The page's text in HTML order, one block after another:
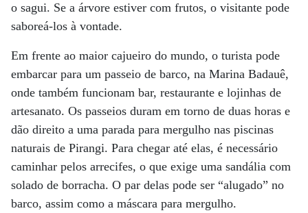
o sagui. Se a árvore estiver com frutos, o visitante pode
saboreá-los à vontade.
Em frente ao maior cajueiro do mundo, o turista pode
embarcar para um passeio de barco, na Marina Badauê,
onde também funcionam bar, restaurante e lojinhas de
artesanato. Os passeios duram em torno de duas horas e
dão direito a uma parada para mergulho nas piscinas
naturais de Pirangi. Para chegar até elas, é necessário
caminhar pelos arrecifes, o que exige uma sandália com
solado de borracha. O par delas pode ser “alugado” no
barco, assim como a máscara para mergulho.